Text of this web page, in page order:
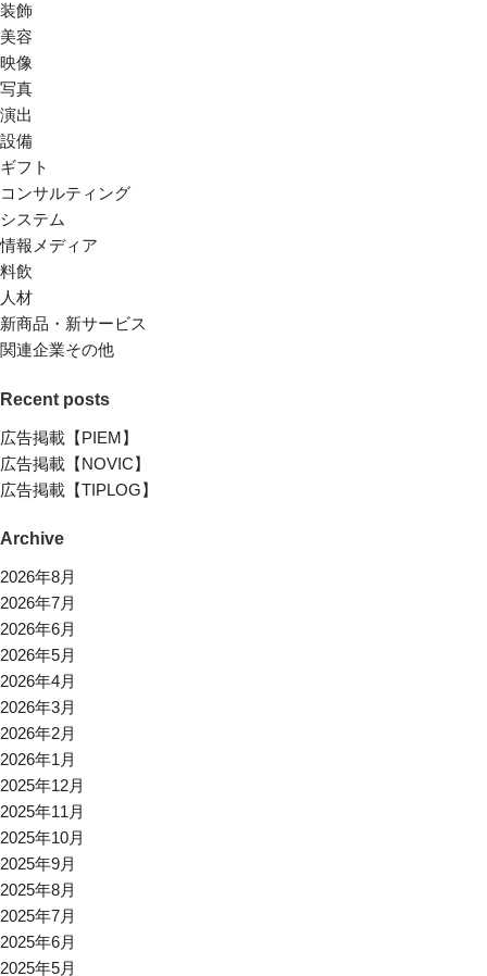
装飾
美容
映像
写真
演出
設備
ギフト
コンサルティング
システム
情報メディア
料飲
人材
新商品・新サービス
関連企業その他
Recent posts
広告掲載【PIEM】
広告掲載【NOVIC】
広告掲載【TIPLOG】
Archive
2026年8月
2026年7月
2026年6月
2026年5月
2026年4月
2026年3月
2026年2月
2026年1月
2025年12月
2025年11月
2025年10月
2025年9月
2025年8月
2025年7月
2025年6月
2025年5月